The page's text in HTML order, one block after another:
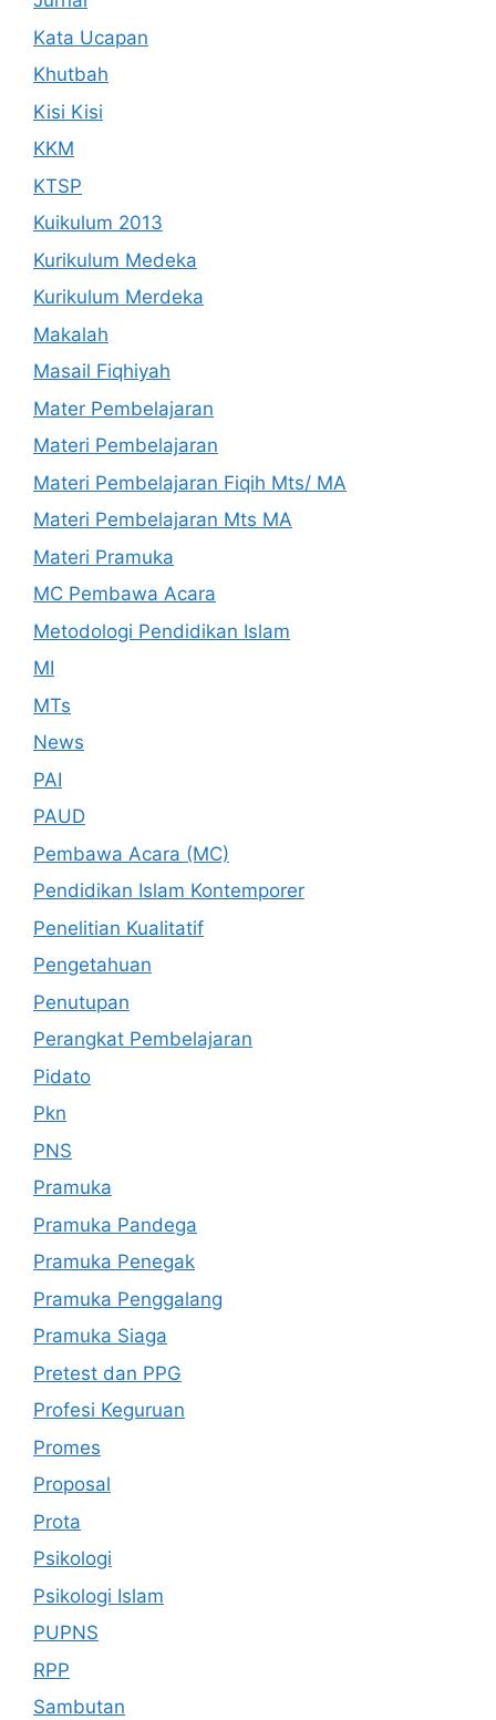
Kata Ucapan
Khutbah
Kisi Kisi
KKM
KTSP
Kuikulum 2013
Kurikulum Medeka
Kurikulum Merdeka
Makalah
Masail Fiqhiyah
Mater Pembelajaran
Materi Pembelajaran
Materi Pembelajaran Fiqih Mts/ MA
Materi Pembelajaran Mts MA
Materi Pramuka
MC Pembawa Acara
Metodologi Pendidikan Islam
MI
MTs
News
PAI
PAUD
Pembawa Acara (MC)
Pendidikan Islam Kontemporer
Penelitian Kualitatif
Pengetahuan
Penutupan
Perangkat Pembelajaran
Pidato
Pkn
PNS
Pramuka
Pramuka Pandega
Pramuka Penegak
Pramuka Penggalang
Pramuka Siaga
Pretest dan PPG
Profesi Keguruan
Promes
Proposal
Prota
Psikologi
Psikologi Islam
PUPNS
RPP
Sambutan